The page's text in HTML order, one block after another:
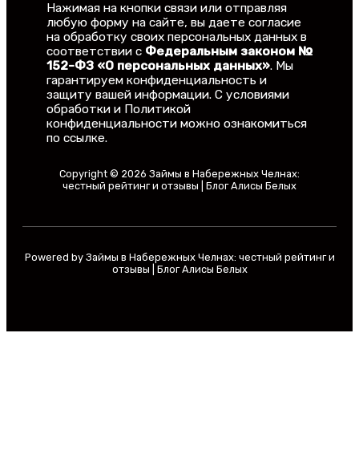
Нажимая на кнопки связи или отправляя
любую форму на сайте, вы даете согласие
на обработку своих персональных данных в
соответствии с Федеральным законом №
152-ФЗ «О персональных данных». Мы
гарантируем конфиденциальность и
защиту вашей информации. С условиями
обработки и Политикой
конфиденциальности можно ознакомиться
по ссылке.
Copyright © 2026 Займы в Набережных Челнах:
честный рейтинг и отзывы | Блог Алисы Белых
Powered by Займы в Набережных Челнах: честный рейтинг и
отзывы | Блог Алисы Белых